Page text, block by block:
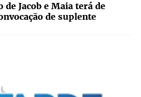
de Jacob e Maia terá de
de suplente